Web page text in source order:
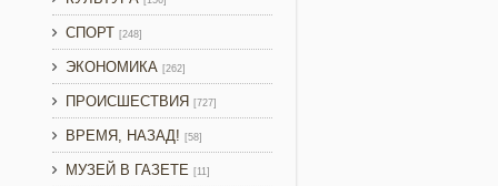
СПОРТ [248]
ЭКОНОМИКА [262]
ПРОИСШЕСТВИЯ [727]
ВРЕМЯ, НАЗАД! [58]
МУЗЕЙ В ГАЗЕТЕ [11]